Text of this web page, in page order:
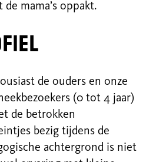
de mama’s oppakt.
l
de ouders en onze
(0 tot 4 jaar)
de betrokken
bezig tijdens de
achtergrond is niet